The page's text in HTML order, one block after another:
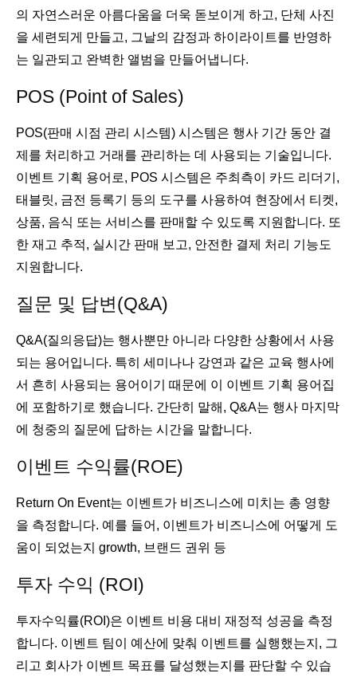
의 자연스러운 아름다움을 더욱 돋보이게 하고, 단체 사진
을 세련되게 만들고, 그날의 감정과 하이라이트를 반영하
는 일관되고 완벽한 앨범을 만들어냅니다.
POS (Point of Sales)
POS(판매 시점 관리 시스템) 시스템은 행사 기간 동안 결
제를 처리하고 거래를 관리하는 데 사용되는 기술입니다.
이벤트 기획 용어로, POS 시스템은 주최측이 카드 리더기,
태블릿, 금전 등록기 등의 도구를 사용하여 현장에서 티켓,
상품, 음식 또는 서비스를 판매할 수 있도록 지원합니다. 또
한 재고 추적, 실시간 판매 보고, 안전한 결제 처리 기능도
지원합니다.
질문 및 답변(Q&A)
Q&A(질의응답)는 행사뿐만 아니라 다양한 상황에서 사용
되는 용어입니다. 특히 세미나나 강연과 같은 교육 행사에
서 흔히 사용되는 용어이기 때문에 이 이벤트 기획 용어집
에 포함하기로 했습니다. 간단히 말해, Q&A는 행사 마지막
에 청중의 질문에 답하는 시간을 말합니다.
이벤트 수익률(ROE)
Return On Event는 이벤트가 비즈니스에 미치는 총 영향
을 측정합니다. 예를 들어, 이벤트가 비즈니스에 어떻게 도
움이 되었는지 growth, 브랜드 권위 등
투자 수익 (ROI)
투자수익률(ROI)은 이벤트 비용 대비 재정적 성공을 측정
합니다. 이벤트 팀이 예산에 맞춰 이벤트를 실행했는지, 그
리고 회사가 이벤트 목표를 달성했는지를 판단할 수 있습